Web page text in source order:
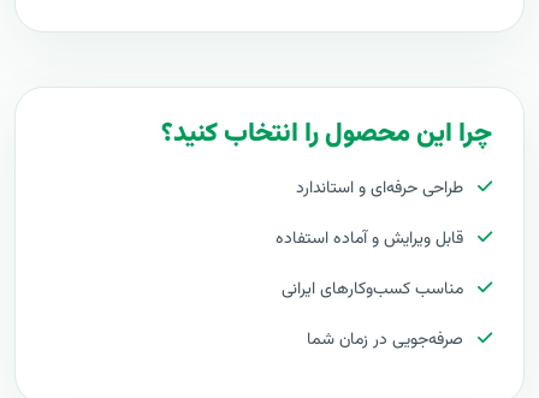
چرا این محصول را انتخاب کنید؟
طراحی حرفه‌ای و استاندارد
قابل ویرایش و آماده استفاده
مناسب کسب‌وکارهای ایرانی
صرفه‌جویی در زمان شما